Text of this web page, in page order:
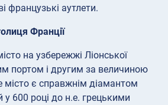
французькі аутлети.
Франції
на узбережжі Ліонської
портом і другим за величиною
місто є справжнім діамантом
у 600 році до н.е. грецькими